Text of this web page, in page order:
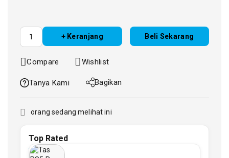
Top Rated
+ Keranjang Beli Sekarang
Compare Wishlist
Tanya Kami Bagikan
orang sedang melihat ini